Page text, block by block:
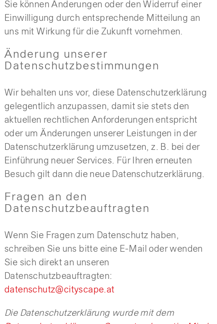
Sie können Änderungen oder den Widerruf einer
Einwilligung durch entsprechende Mitteilung an
uns mit Wirkung für die Zukunft vornehmen.
Änderung unserer
Datenschutzbestimmungen
Wir behalten uns vor, diese Datenschutzerklärung
gelegentlich anzupassen, damit sie stets den
aktuellen rechtlichen Anforderungen entspricht
oder um Änderungen unserer Leistungen in der
Datenschutzerklärung umzusetzen, z. B. bei der
Einführung neuer Services. Für Ihren erneuten
Besuch gilt dann die neue Datenschutzerklärung.
Fragen an den
Datenschutzbeauftragten
Wenn Sie Fragen zum Datenschutz haben,
schreiben Sie uns bitte eine E-Mail oder wenden
Sie sich direkt an unseren
Datenschutzbeauftragten:
datenschutz@cityscape.at
Die Datenschutzerklärung wurde mit dem